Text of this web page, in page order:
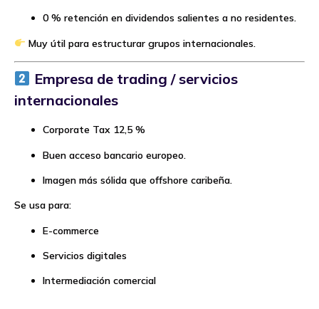
0 % retención en dividendos salientes a no residentes.
Muy útil para estructurar grupos internacionales.
Empresa de trading / servicios
internacionales
Corporate Tax 12,5 %
Buen acceso bancario europeo.
Imagen más sólida que offshore caribeña.
Se usa para:
E-commerce
Servicios digitales
Intermediación comercial